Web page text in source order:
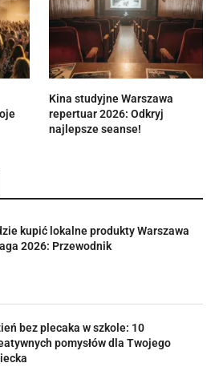
Kina studyjne Warszawa
repertuar 2026: Odkryj
najlepsze seanse!
kupić lokalne produkty Warszawa
2026: Przewodnik
bez plecaka w szkole: 10
pomysłów dla Twojego